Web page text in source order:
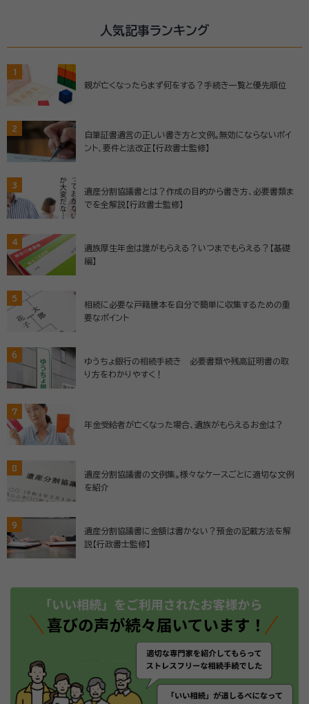
人気記事ランキング
1
親が亡くなったらまず何をする？手続き一覧と優先順位
2
自筆証書遺言の正しい書き方と文例。無効にならないポイ
ント、要件と法改正【行政書士監修】
3
遺産分割協議書とは？作成の目的から書き方、必要書類ま
でを全解説【行政書士監修】
4
遺族厚生年金は誰がもらえる？いつまでもらえる？【基礎
編】
5
相続に必要な戸籍謄本を自分で簡単に収集するための重
要なポイント
6
ゆうちょ銀行の相続手続き 必要書類や残高証明書の取
り方をわかりやすく！
7
年金受給者が亡くなった場合、遺族がもらえるお金は？
8
遺産分割協議書の文例集。様々なケースごとに適切な文例
を紹介
9
遺産分割協議書に金額は書かない？預金の記載方法を解
説【行政書士監修】